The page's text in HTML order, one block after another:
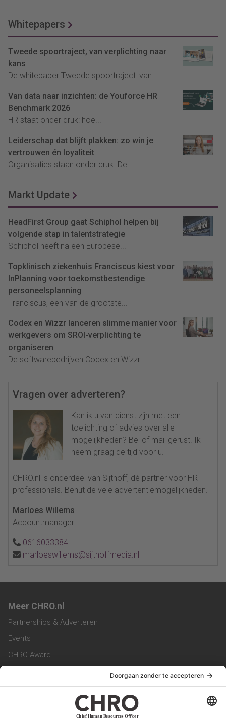
Whitepapers
Tweede spoortraject, van verplichting naar
kans
De whitepaper Tweede spoortraject: van...
Van data naar inzichten: de Youforce HR
Benchmark 2026
HR staat onder druk: hoe...
Leiderschap dat blijft plakken: zo win je
vertrouwen én loyaliteit
Organisaties staan onder druk. De...
Markt Update
HeadFirst Group gaat Schiphol helpen bij
volgende stap in talentstrategie
Schiphol heeft na een Europese...
Topklinisch ziekenhuis Franciscus kiest voor
InPlanning voor toekomstbestendige
personeelsplanning
Franciscus, een van de grootste...
Codex en Wizzr lanceren slimme manier voor
werkgevers om SROI-verplichting te
organiseren
De softwarebedrijven Codex en Wizzr...
Vragen over adverteren?
Kan ik u van dienst zijn met een
toelichting of advies over alle
mogelijkheden? Bel of mail gerust. Ik
neem graag de tijd voor u.
CHRO.nl is onderdeel van Sijthoff, dé partner voor HR
professionals. Benut de vele advertentiemogelijkheden.
Marloes Willems
Accountmanager
0616033384
marloeswillems@sijthoffmedia.nl
Meer CHRO.nl
Partnerships & Adverteren
Events
CHRO Award
CHRO Magazine
Service & Contact